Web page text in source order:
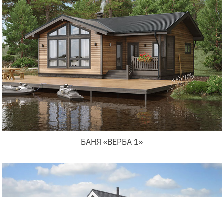
БАНЯ «ВЕРБА 1»